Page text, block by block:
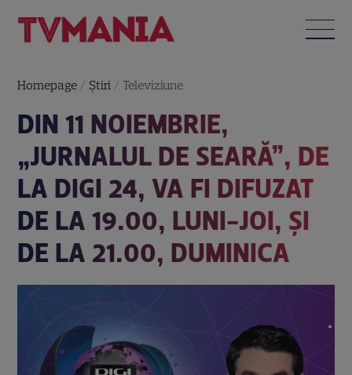
Homepage / Știri / Televiziune
DIN 11 NOIEMBRIE,
„JURNALUL DE SEARĂ”, DE
LA DIGI 24, VA FI DIFUZAT
DE LA 19.00, LUNI-JOI, ȘI
DE LA 21.00, DUMINICA